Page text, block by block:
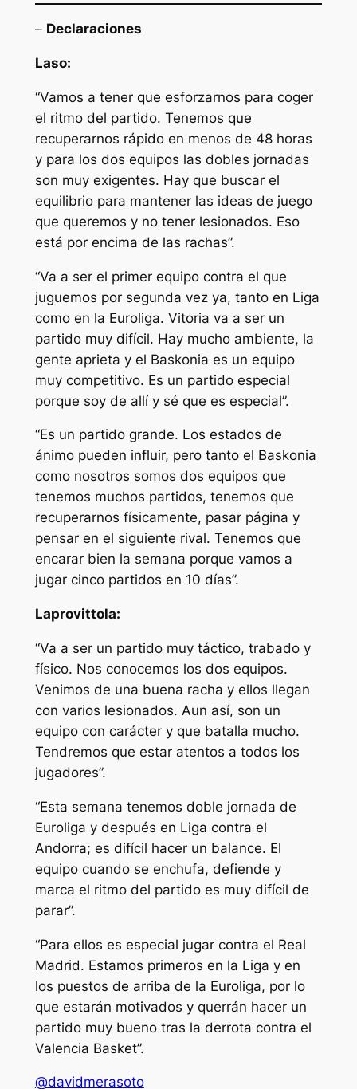
– Declaraciones
Laso:
“Vamos a tener que esforzarnos para coger
el ritmo del partido. Tenemos que
recuperarnos rápido en menos de 48 horas
y para los dos equipos las dobles jornadas
son muy exigentes. Hay que buscar el
equilibrio para mantener las ideas de juego
que queremos y no tener lesionados. Eso
está por encima de las rachas”.
“Va a ser el primer equipo contra el que
juguemos por segunda vez ya, tanto en Liga
como en la Euroliga. Vitoria va a ser un
partido muy difícil. Hay mucho ambiente, la
gente aprieta y el Baskonia es un equipo
muy competitivo. Es un partido especial
porque soy de allí y sé que es especial”.
“Es un partido grande. Los estados de
ánimo pueden influir, pero tanto el Baskonia
como nosotros somos dos equipos que
tenemos muchos partidos, tenemos que
recuperarnos físicamente, pasar página y
pensar en el siguiente rival. Tenemos que
encarar bien la semana porque vamos a
jugar cinco partidos en 10 días”.
Laprovittola:
“Va a ser un partido muy táctico, trabado y
físico. Nos conocemos los dos equipos.
Venimos de una buena racha y ellos llegan
con varios lesionados. Aun así, son un
equipo con carácter y que batalla mucho.
Tendremos que estar atentos a todos los
jugadores”.
“Esta semana tenemos doble jornada de
Euroliga y después en Liga contra el
Andorra; es difícil hacer un balance. El
equipo cuando se enchufa, defiende y
marca el ritmo del partido es muy difícil de
parar”.
“Para ellos es especial jugar contra el Real
Madrid. Estamos primeros en la Liga y en
los puestos de arriba de la Euroliga, por lo
que estarán motivados y querrán hacer un
partido muy bueno tras la derrota contra el
Valencia Basket”.
@davidmerasoto